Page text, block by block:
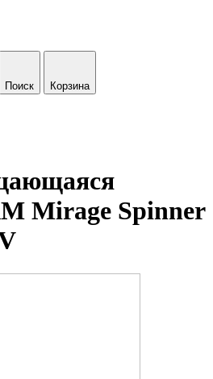
Поиск Корзина
Mirage Spinner